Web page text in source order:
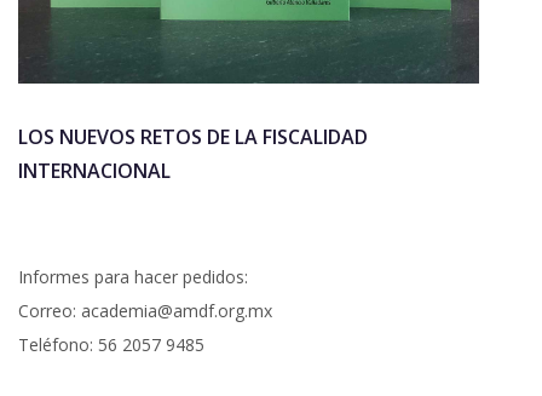
LOS NUEVOS RETOS DE LA FISCALIDAD
INTERNACIONAL
Informes para hacer pedidos:
Correo: academia@amdf.org.mx
Teléfono: 56 2057 9485